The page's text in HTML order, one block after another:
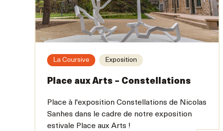
La Coursive Exposition
Place aux Arts – Constellations
Place à l'exposition Constellations de Nicolas
Sanhes dans le cadre de notre exposition
estivale Place aux Arts !